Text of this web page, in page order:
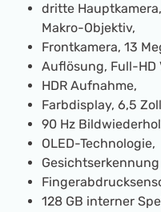
dritte
Makro-Objektiv,
Frontkamera, 13
Auflösung, Full-HD
HDR Aufnahme,
Farbdisplay, 6,5
90 Hz
OLED-Technologie,
128 GB interner